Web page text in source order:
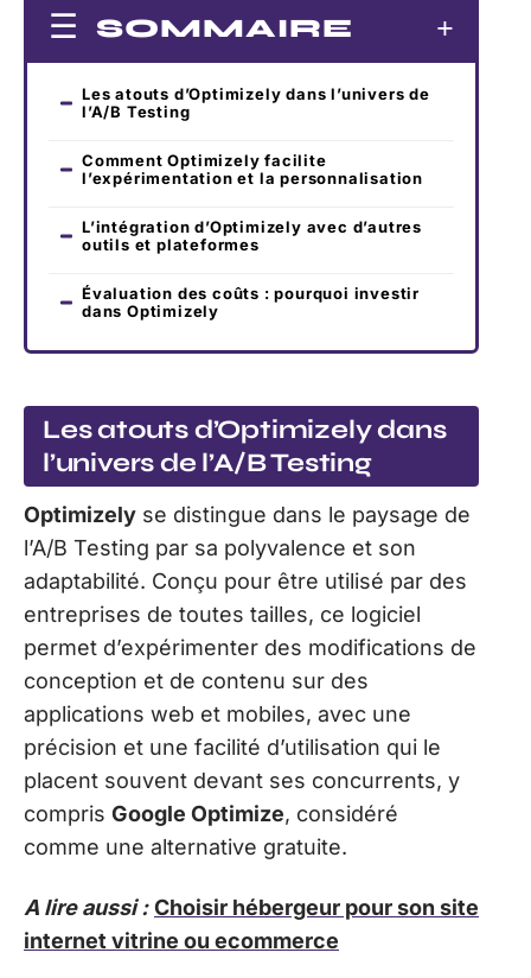
SOMMAIRE
Les atouts d’Optimizely dans l’univers de
l’A/B Testing
Comment Optimizely facilite
l’expérimentation et la personnalisation
L’intégration d’Optimizely avec d’autres
outils et plateformes
Évaluation des coûts : pourquoi investir
dans Optimizely
Les atouts d’Optimizely dans
l’univers de l’A/B Testing
Optimizely se distingue dans le paysage de
l’A/B Testing par sa polyvalence et son
adaptabilité. Conçu pour être utilisé par des
entreprises de toutes tailles, ce logiciel
permet d’expérimenter des modifications de
conception et de contenu sur des
applications web et mobiles, avec une
précision et une facilité d’utilisation qui le
placent souvent devant ses concurrents, y
compris Google Optimize, considéré
comme une alternative gratuite.
A lire aussi : Choisir hébergeur pour son site
internet vitrine ou ecommerce